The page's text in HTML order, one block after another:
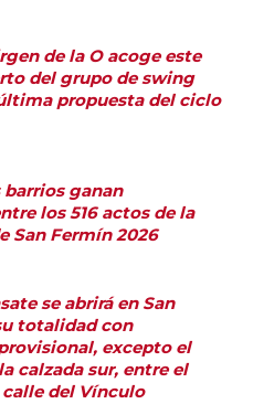
de la O acoge este
del grupo de swing
propuesta del ciclo
ganan
los 516 actos de la
San Fermín 2026
se abrirá en San
totalidad con
excepto el
calzada sur, entre el
del Vínculo